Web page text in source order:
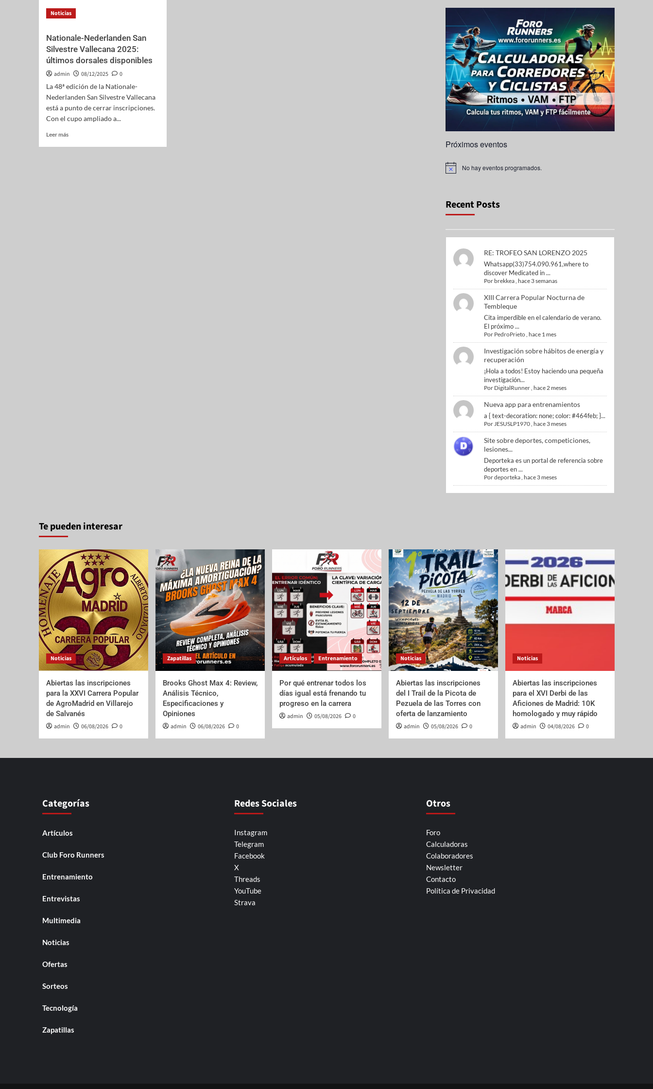
Noticias
Nationale-Nederlanden San
Silvestre Vallecana 2025:
últimos dorsales disponibles
admin 08/12/2025
0
La 48ª edición de la Nationale-
Nederlanden San Silvestre Vallecana
está a punto de cerrar inscripciones.
Con el cupo ampliado a...
Leer más
k
a
ps
e
C
h
a
n
n
el
Próximos eventos
o
No hay eventos programados.
Recent Posts
RE: TROFEO SAN LORENZO 2025
Whatsapp(33)754.090.961,where to
discover Medicated in ...
Por brekkea, hace 3 semanas
XIII Carrera Popular Nocturna de
Tembleque
Cita imperdible en el calendario de verano.
El próximo ...
Por PedroPrieto, hace 1 mes
Investigación sobre hábitos de energía y
recuperación
¡Hola a todos! Estoy haciendo una pequeña
investigación...
Por DigitalRunner, hace 2 meses
Nueva app para entrenamientos
a { text-decoration: none; color: #464feb; }...
PorJESUSLP1970, hace 3 meses
Site sobre deportes, competiciones,
lesiones...
Deporteka es un portal de referencia sobre
deportes en ...
Pordeporteka, hace 3 meses
Te pueden interesar
Noticias
Abiertas las inscripciones
para la XXVI Carrera Popular
de AgroMadrid en Villarejo
de Salvanés
admin 06/08/2026 0
Zapatillas
Brooks Ghost Max 4: Review,
Análisis Técnico,
Especificaciones y
Opiniones
admin 06/08/2026 0
Artículos Entrenamiento
Por qué entrenar todos los
días igual está frenando tu
progreso en la carrera
admin 05/08/2026 0
Noticias
Abiertas las inscripciones
del I Trail de la Picota de
Pezuela de las Torres con
oferta de lanzamiento
admin 05/08/2026 0
Noticias
Abiertas las inscripciones
para el XVI Derbi de las
Aficiones de Madrid: 10K
homologado y muy rápido
admin 04/08/2026 0
Categorías
Artículos
Club Foro Runners
Entrenamiento
Entrevistas
Multimedia
Noticias
Ofertas
Sorteos
Tecnología
Zapatillas
Redes Sociales
Instagram
Telegram
Facebook
X
Threads
YouTube
Strava
Otros
Foro
Calculadoras
Colaboradores
Newsletter
Contacto
Política de Privacidad